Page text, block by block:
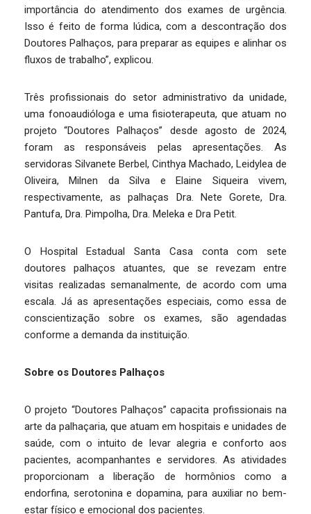
importância do atendimento dos exames de urgência.
Isso é feito de forma lúdica, com a descontração dos
Doutores Palhaços, para preparar as equipes e alinhar os
fluxos de trabalho”, explicou.
Três profissionais do setor administrativo da unidade,
uma fonoaudióloga e uma fisioterapeuta, que atuam no
projeto “Doutores Palhaços” desde agosto de 2024,
foram as responsáveis pelas apresentações. As
servidoras Silvanete Berbel, Cinthya Machado, Leidylea de
Oliveira, Milnen da Silva e Elaine Siqueira vivem,
respectivamente, as palhaças Dra. Nete Gorete, Dra.
Pantufa, Dra. Pimpolha, Dra. Meleka e Dra Petit.
O Hospital Estadual Santa Casa conta com sete
doutores palhaços atuantes, que se revezam entre
visitas realizadas semanalmente, de acordo com uma
escala. Já as apresentações especiais, como essa de
conscientização sobre os exames, são agendadas
conforme a demanda da instituição.
Sobre os Doutores Palhaços
O projeto “Doutores Palhaços” capacita profissionais na
arte da palhaçaria, que atuam em hospitais e unidades de
saúde, com o intuito de levar alegria e conforto aos
pacientes, acompanhantes e servidores. As atividades
proporcionam a liberação de hormônios como a
endorfina, serotonina e dopamina, para auxiliar no bem-
estar físico e emocional dos pacientes.